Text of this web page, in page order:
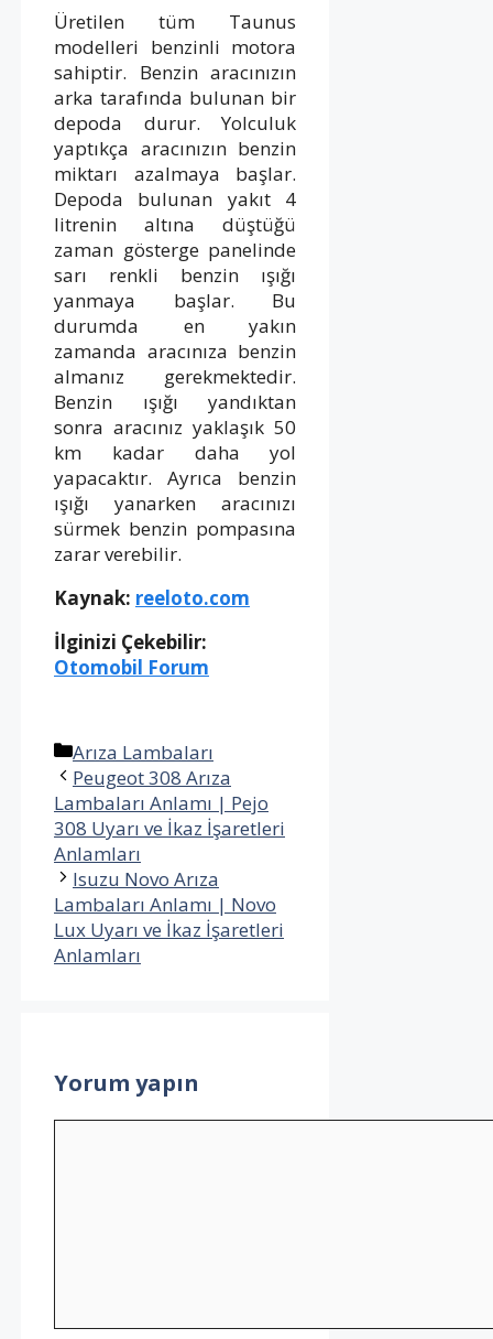
Üretilen tüm Taunus
modelleri benzinli motora
sahiptir. Benzin aracınızın
arka tarafında bulunan bir
depoda durur. Yolculuk
yaptıkça aracınızın benzin
miktarı azalmaya başlar.
Depoda bulunan yakıt 4
litrenin altına düştüğü
zaman gösterge panelinde
sarı renkli benzin ışığı
yanmaya başlar. Bu
durumda en yakın
zamanda aracınıza benzin
almanız gerekmektedir.
Benzin ışığı yandıktan
sonra aracınız yaklaşık 50
km kadar daha yol
yapacaktır. Ayrıca benzin
ışığı yanarken aracınızı
sürmek benzin pompasına
zarar verebilir.
Kaynak: reeloto.com
İlginizi Çekebilir:
Otomobil Forum
Kategoriler
Arıza Lambaları
Peugeot 308 Arıza
Lambaları Anlamı | Pejo
308 Uyarı ve İkaz İşaretleri
Anlamları
Isuzu Novo Arıza
Lambaları Anlamı | Novo
Lux Uyarı ve İkaz İşaretleri
Anlamları
Yorum yapın